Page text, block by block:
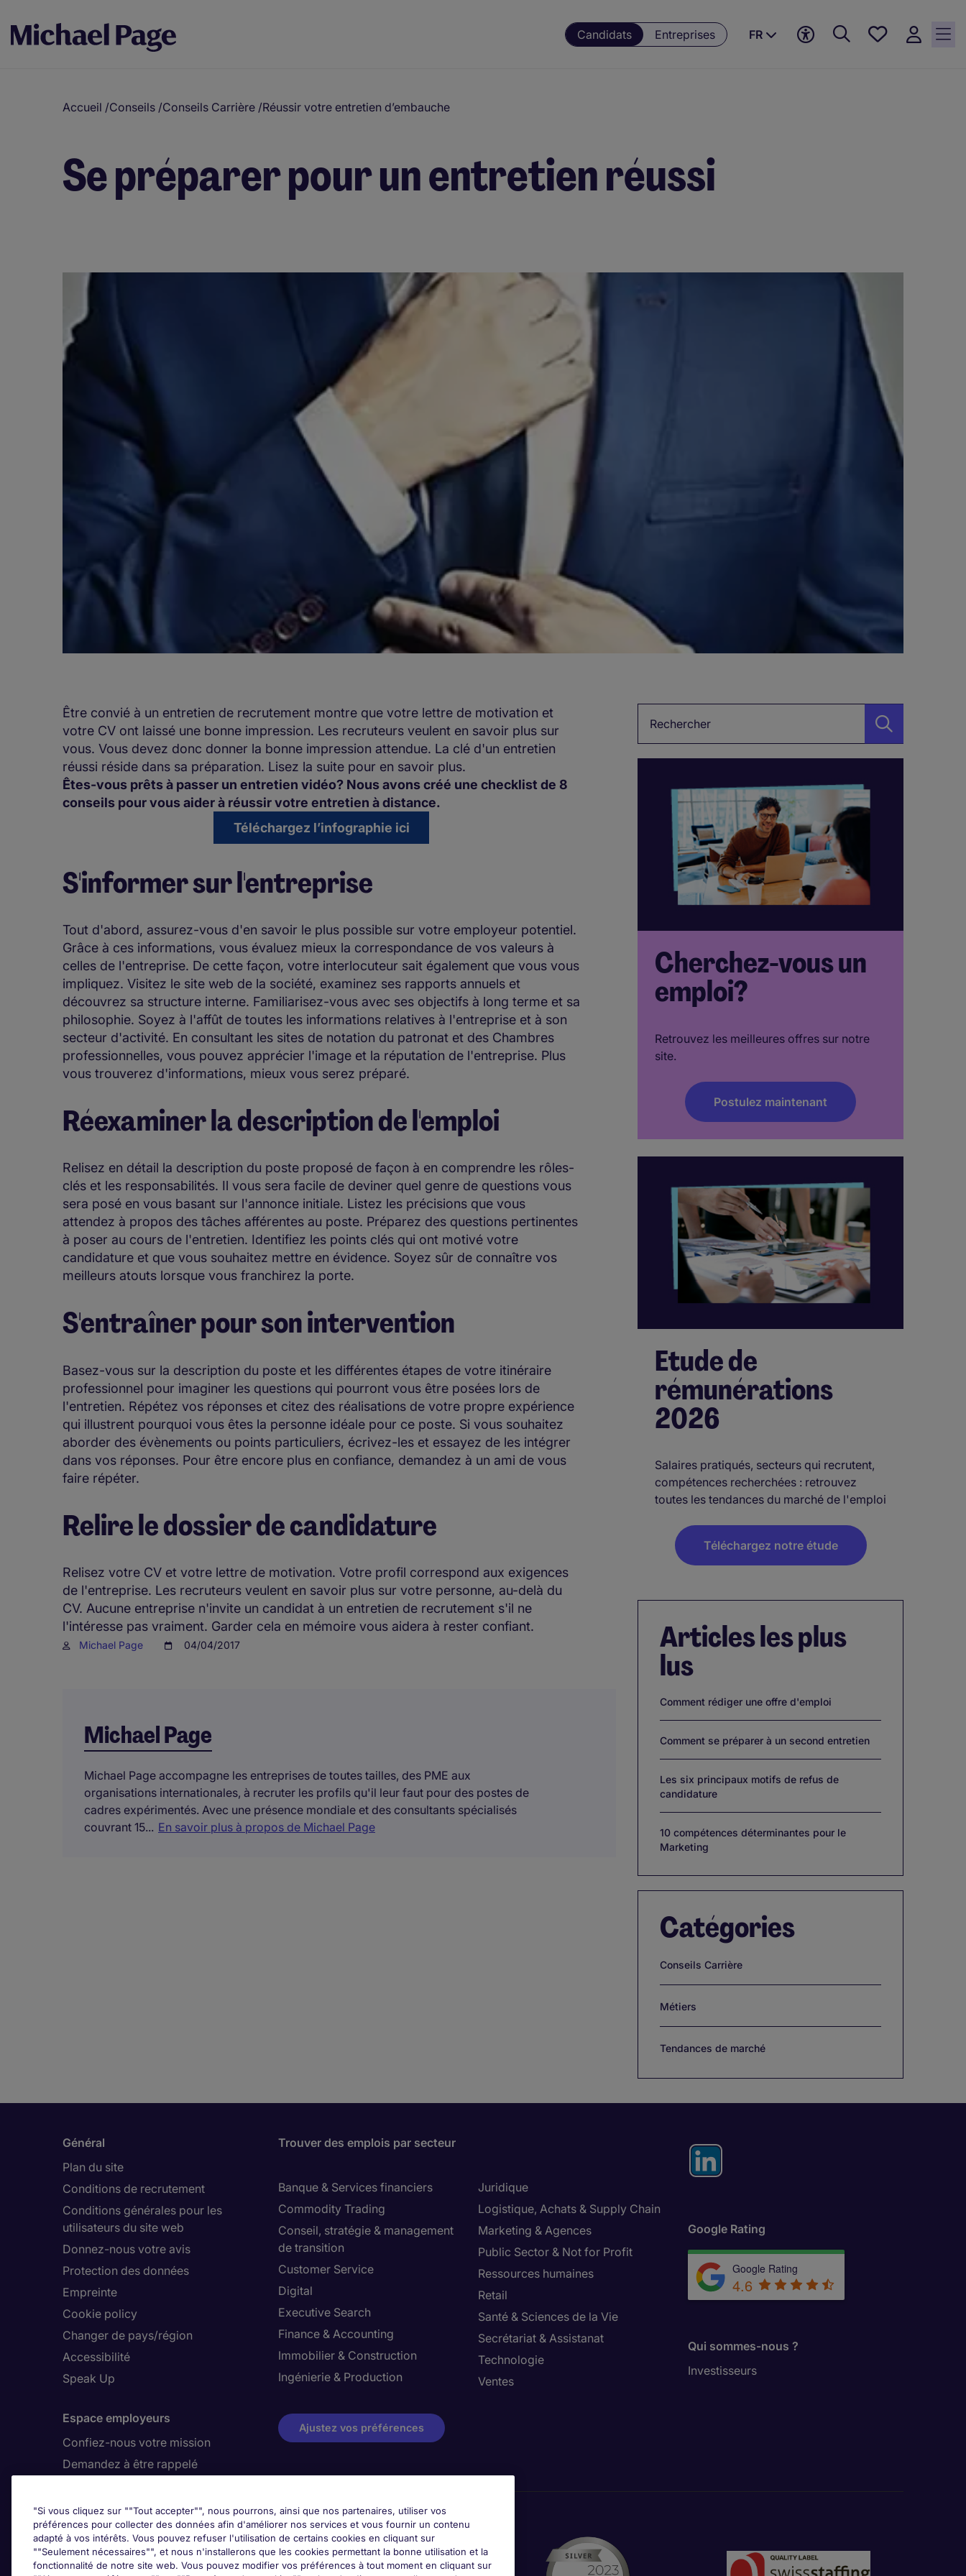
Candidats Entreprises FR
Favoris,
Accueil /Conseils /Conseils Carrière /Réussir votre entretien d’embauche
Se préparer pour un entretien réussi
Être convié à un entretien de recrutement montre que votre lettre de motivation et
votre CV ont laissé une bonne impression. Les recruteurs veulent en savoir plus sur
vous. Vous devez donc donner la bonne impression attendue. La clé d'un entretien
réussi réside dans sa préparation. Lisez la suite pour en savoir plus.
Êtes-vous prêts à passer un entretien vidéo? Nous avons créé une checklist de 8
conseils pour vous aider à réussir votre entretien à distance.
Téléchargez l’infographie ici
S'informer sur l'entreprise
Tout d'abord, assurez-vous d'en savoir le plus possible sur votre employeur potentiel.
Grâce à ces informations, vous évaluez mieux la correspondance de vos valeurs à
celles de l'entreprise. De cette façon, votre interlocuteur sait également que vous vous
impliquez. Visitez le site web de la société, examinez ses rapports annuels et
découvrez sa structure interne. Familiarisez-vous avec ses objectifs à long terme et sa
philosophie. Soyez à l'affût de toutes les informations relatives à l'entreprise et à son
secteur d'activité. En consultant les sites de notation du patronat et des Chambres
professionnelles, vous pouvez apprécier l'image et la réputation de l'entreprise. Plus
vous trouverez d'informations, mieux vous serez préparé.
Réexaminer la description de l'emploi
Relisez en détail la description du poste proposé de façon à en comprendre les rôles-
clés et les responsabilités. Il vous sera facile de deviner quel genre de questions vous
sera posé en vous basant sur l'annonce initiale. Listez les précisions que vous
attendez à propos des tâches afférentes au poste. Préparez des questions pertinentes
à poser au cours de l'entretien. Identifiez les points clés qui ont motivé votre
candidature et que vous souhaitez mettre en évidence. Soyez sûr de connaître vos
meilleurs atouts lorsque vous franchirez la porte.
S'entraîner pour son intervention
Basez-vous sur la description du poste et les différentes étapes de votre itinéraire
professionnel pour imaginer les questions qui pourront vous être posées lors de
l'entretien. Répétez vos réponses et citez des réalisations de votre propre expérience
qui illustrent pourquoi vous êtes la personne idéale pour ce poste. Si vous souhaitez
aborder des évènements ou points particuliers, écrivez-les et essayez de les intégrer
dans vos réponses. Pour être encore plus en confiance, demandez à un ami de vous
faire répéter.
Relire le dossier de candidature
Relisez votre CV et votre lettre de motivation. Votre profil correspond aux exigences
de l'entreprise. Les recruteurs veulent en savoir plus sur votre personne, au-delà du
CV. Aucune entreprise n'invite un candidat à un entretien de recrutement s'il ne
l'intéresse pas vraiment. Garder cela en mémoire vous aidera à rester confiant.
Michael Page 04/04/2017
Cherchez-vous un
emploi?
Retrouvez les meilleures offres sur notre
site.
Postulez maintenant
Etude de
rémunérations
2026
Salaires pratiqués, secteurs qui recrutent,
compétences recherchées : retrouvez
toutes les tendances du marché de l'emploi
Téléchargez notre étude
Articles les plus
lus
Comment rédiger une offre d'emploi
Comment se préparer à un second entretien
Les six principaux motifs de refus de
candidature
10 compétences déterminantes pour le
Marketing
Catégories
Conseils Carrière
Métiers
Tendances de marché
Michael Page
Michael Page accompagne les entreprises de toutes tailles, des PME aux
organisations internationales, à recruter les profils qu'il leur faut pour des postes de
cadres expérimentés. Avec une présence mondiale et des consultants spécialisés
couvrant 15... En savoir plus à propos de Michael Page
Général
Plan du site
Conditions de recrutement
Conditions générales pour les
utilisateurs du site web
Donnez-nous votre avis
Protection des données
Empreinte
Cookie policy
Changer de pays/région
Accessibilité
Speak Up
Espace employeurs
Confiez-nous votre mission
Demandez à être rappelé
Trouver des emplois par secteur
Banque & Services financiers
Commodity Trading
Conseil, stratégie & management
de transition
Customer Service
Digital
Executive Search
Finance & Accounting
Immobilier & Construction
Ingénierie & Production
Juridique
Logistique, Achats & Supply Chain
Marketing & Agences
Public Sector & Not for Profit
Ressources humaines
Retail
Santé & Sciences de la Vie
Secrétariat & Assistanat
Technologie
Ventes
Ajustez vos préférences
Google Rating
Google Rating
4.6
Qui sommes-nous ?
Investisseurs
Awards
"Si vous cliquez sur ""Tout accepter"", nous pourrons, ainsi que nos partenaires, utiliser vos
préférences pour collecter des données afin d'améliorer nos services et vous fournir un contenu
adapté à vos intérêts. Vous pouvez refuser l'utilisation de certains cookies en cliquant sur
""Seulement nécessaires"", et nous n'installerons que les cookies permettant la bonne utilisation et la
fonctionnalité de notre site web. Vous pouvez modifier vos préférences à tout moment en cliquant sur